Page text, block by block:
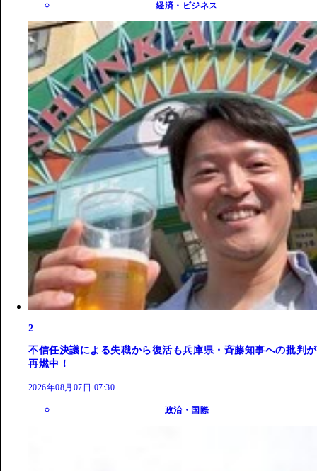
経済・ビジネス
2
不信任決議による失職から復活も兵庫県・斉藤知事への批判が
再燃中！
2026年08月07日 07:30
政治・国際